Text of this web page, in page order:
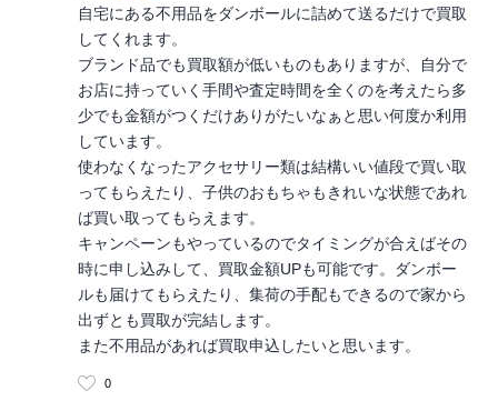
自宅にある不用品をダンボールに詰めて送るだけで買取
してくれます。
ブランド品でも買取額が低いものもありますが、自分で
お店に持っていく手間や査定時間を全くのを考えたら多
少でも金額がつくだけありがたいなぁと思い何度か利用
しています。
使わなくなったアクセサリー類は結構いい値段で買い取
ってもらえたり、子供のおもちゃもきれいな状態であれ
ば買い取ってもらえます。
キャンペーンもやっているのでタイミングが合えばその
時に申し込みして、買取金額UPも可能です。ダンボー
ルも届けてもらえたり、集荷の手配もできるので家から
出ずとも買取が完結します。
また不用品があれば買取申込したいと思います。
0